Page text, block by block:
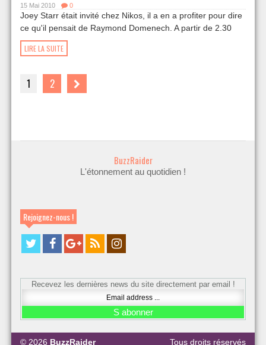
15 Mai 2010 0
Joey Starr était invité chez Nikos, il a en a profiter pour dire
ce qu'il pensait de Raymond Domenech. A partir de 2.30
LIRE LA SUITE
1 2
BuzzRaider
L'étonnement au quotidien !
Rejoignez-nous !
Recevez les dernières news du site directement par email !
© 2026 BuzzRaider Tous droits réservés